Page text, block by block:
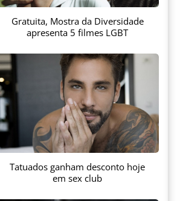
Gratuita, Mostra da Diversidade
apresenta 5 filmes LGBT
Tatuados ganham desconto hoje
em sex club